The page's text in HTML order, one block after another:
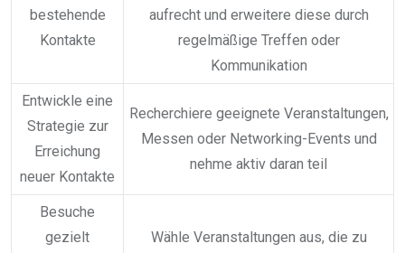
bestehende
Kontakte
aufrecht und erweitere diese durch
regelmäßige Treffen oder
Kommunikation
Entwickle eine
Strategie zur
Erreichung
neuer Kontakte
Recherchiere geeignete Veranstaltungen,
Messen oder Networking-Events und
nehme aktiv daran teil
Besuche
gezielt
Wähle Veranstaltungen aus, die zu